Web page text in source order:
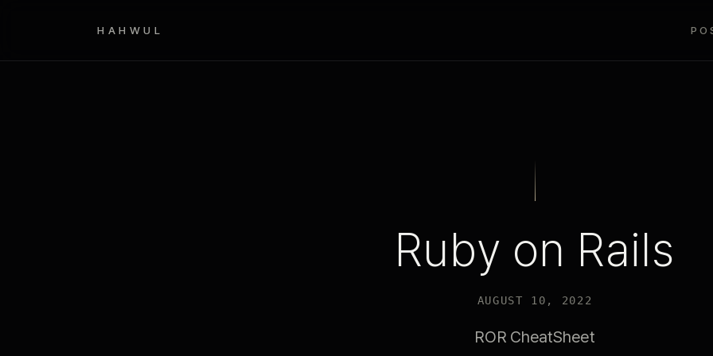
HAHWUL
Ruby on Rails
AUGUST 10, 2022
ROR CheatSheet